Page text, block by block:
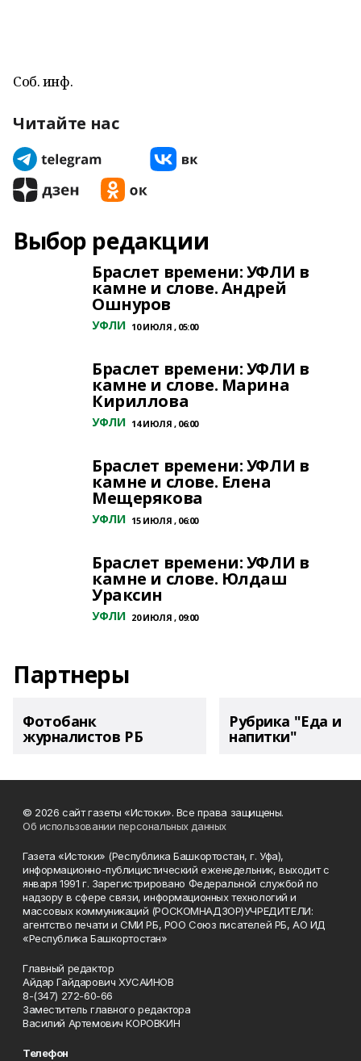
Соб. инф.
Читайте нас
Выбор редакции
Браслет времени: УФЛИ в
камне и слове. Андрей
Ошнуров
УФЛИ 10 ИЮЛЯ , 05:00
Браслет времени: УФЛИ в
камне и слове. Марина
Кириллова
УФЛИ 14 ИЮЛЯ , 06:00
Браслет времени: УФЛИ в
камне и слове. Елена
Мещерякова
УФЛИ 15 ИЮЛЯ , 06:00
Браслет времени: УФЛИ в
камне и слове. Юлдаш
Ураксин
УФЛИ 20 ИЮЛЯ , 09:00
Партнеры
Фотобанк
журналистов РБ
Рубрика "Еда и
напитки"
© 2026 сайт газеты «Истоки». Все права защищены.
Об использовании персональных данных
Газета «Истоки» (Республика Башкортостан, г. Уфа),
информационно-публицистический еженедельник, выходит с
января 1991 г. Зарегистрировано Федеральной службой по
надзору в сфере связи, информационных технологий и
массовых коммуникаций (РОСКОМНАДЗОР)УЧРЕДИТЕЛИ:
агентство печати и СМИ РБ, РОО Союз писателей РБ, АО ИД
«Республика Башкортостан»
Главный редактор
Айдар Гайдарович ХУСАИНОВ
8-(347) 272-60-66
Заместитель главного редактора
Василий Артемович КОРОВКИН
Телефон